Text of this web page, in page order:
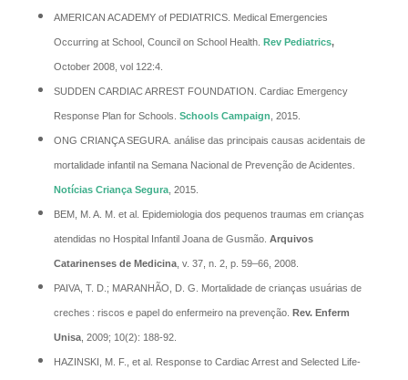
AMERICAN ACADEMY of PEDIATRICS. Medical Emergencies
Occurring at School, Council on School Health. Rev Pediatrics,
October 2008, vol 122:4.
SUDDEN CARDIAC ARREST FOUNDATION. Cardiac Emergency
Response Plan for Schools. Schools Campaign , 2015.
ONG CRIANÇA SEGURA. análise das principais causas acidentais de
mortalidade infantil na Semana Nacional de Prevenção de Acidentes.
Notícias Criança Segura, 2015.
BEM, M. A. M. et al. Epidemiologia dos pequenos traumas em crianças
atendidas no Hospital Infantil Joana de Gusmão. Arquivos
Catarinenses de Medicina, v. 37, n. 2, p. 59–66, 2008.
PAIVA, T. D.; MARANHÃO, D. G. Mortalidade de crianças usuárias de
creches : riscos e papel do enfermeiro na prevenção. Rev. Enferm
Unisa, 2009; 10(2): 188-92.
HAZINSKI, M. F., et al. Response to Cardiac Arrest and Selected Life-